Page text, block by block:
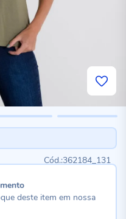
362184_131
deste item em nossa